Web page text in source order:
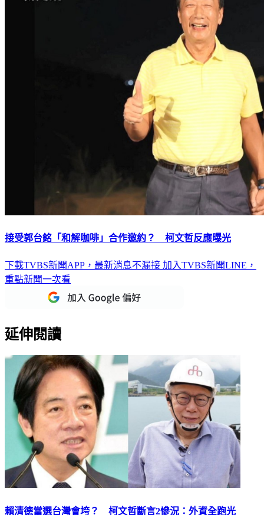
接受郭台銘「和解咖啡」合作邀約？ 柯文哲反應曝光
下載TVBS新聞APP，最新消息不漏接 加入TVBS新聞LINE，
重點新聞一次看
延伸閱讀
賴清德當選台灣會垮？ 柯文哲斷言2慘況：外資全跑光